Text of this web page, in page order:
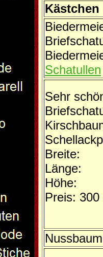
Schatullen
Sehr
Breite:
Länge:
Höhe:
Preis: 300
Nussbaum